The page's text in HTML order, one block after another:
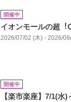
開催中
イオンモールの超
2026/07/02 (木) - 2026/
開催中
【楽市楽座】7/1(水